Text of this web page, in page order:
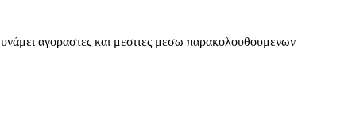
αγοραστες και μεσιτες μεσω παρακολουθουμενων